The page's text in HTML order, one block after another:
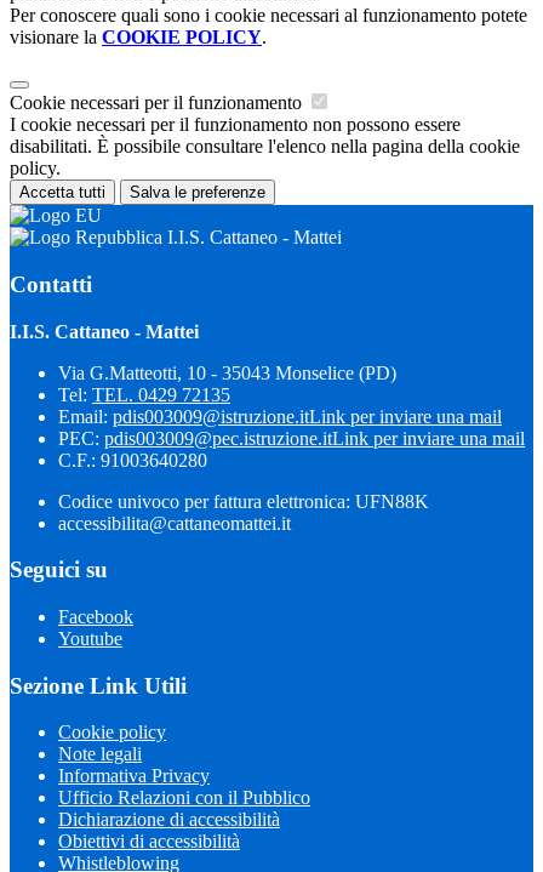
Per conoscere quali sono i cookie necessari al funzionamento potete
visionare la COOKIE POLICY.
Cookie necessari per il funzionamento
I cookie necessari per il funzionamento non possono essere
disabilitati. È possibile consultare l'elenco nella pagina della cookie
policy.
Accetta tutti Salva le preferenze
I.I.S. Cattaneo - Mattei
Contatti
I.I.S. Cattaneo - Mattei
Via G.Matteotti, 10 - 35043 Monselice (PD)
Tel: TEL. 0429 72135
Email: pdis003009@istruzione.itLink per inviare una mail
PEC: pdis003009@pec.istruzione.itLink per inviare una mail
C.F.: 91003640280
Codice univoco per fattura elettronica: UFN88K
accessibilita@cattaneomattei.it
Seguici su
Facebook
Youtube
Sezione Link Utili
Cookie policy
Note legali
Informativa Privacy
Ufficio Relazioni con il Pubblico
Dichiarazione di accessibilità
Obiettivi di accessibilità
Whistleblowing